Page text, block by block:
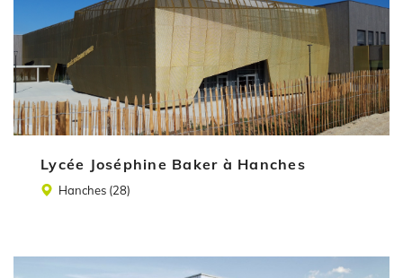
Lycée Joséphine Baker à Hanches
Hanches (28)